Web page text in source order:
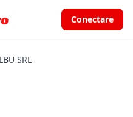
Conectare
SRL